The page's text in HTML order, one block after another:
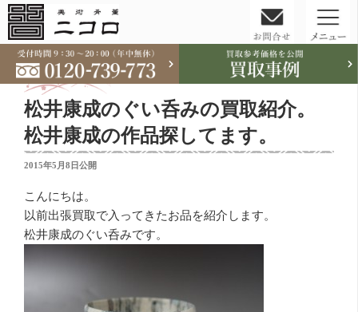
松井康成のぐい呑みの買取紹介。
松井康成の作品探してます。
投
日:
2015年5月8日公開
こんにちは。
以前出張買取で入ってきたお品を紹介します。
松井康成のぐい呑みです。